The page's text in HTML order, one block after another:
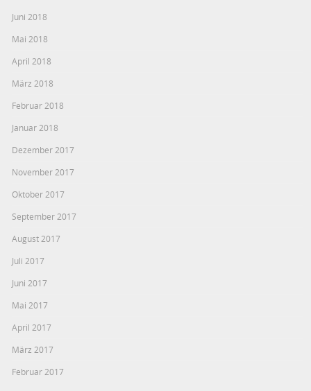
Juni 2018
Mai 2018
April 2018
März 2018
Februar 2018
Januar 2018
Dezember 2017
November 2017
Oktober 2017
September 2017
August 2017
Juli 2017
Juni 2017
Mai 2017
April 2017
März 2017
Februar 2017